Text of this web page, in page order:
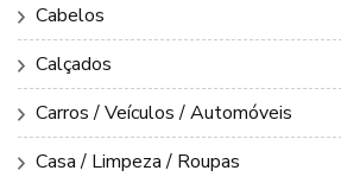
Cabelos
Calçados
Carros / Veículos / Automóveis
Casa / Limpeza / Roupas